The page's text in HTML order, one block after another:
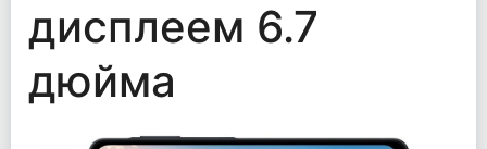
дисплеем 6.7
дюйма